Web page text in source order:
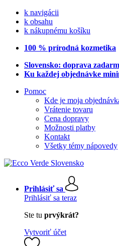
k navigácii
k obsahu
k nákupnému košíku
100 % prírodná kozmetika
Slovensko: doprava
Ku každej objednávke
Pomoc
Kde je moja
Vrátenie tovaru
Cena dopravy
Možnosti platby
Kontakt
Všetky témy nápovedy
Prihlásiť sa
Prihlásiť sa teraz
Ste tu prvýkrát?
Vytvoriť účet